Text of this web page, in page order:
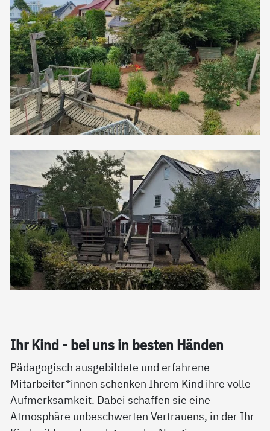
Ihr Kind - bei uns in bes­ten Hän­den
Pädagogisch ausgebildete und erfahrene
Mitarbeiter*innen schenken Ihrem Kind ihre volle
Aufmerksamkeit. Dabei schaffen sie eine
Atmosphäre unbeschwerten Vertrauens, in der Ihr